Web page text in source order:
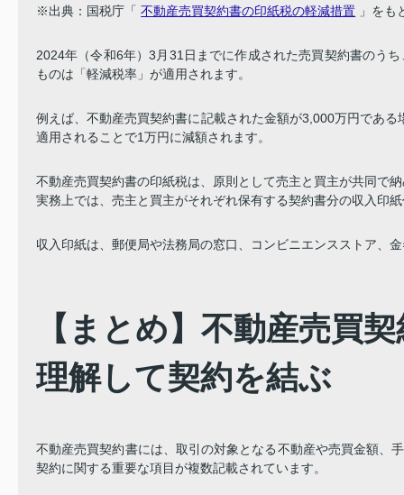
※出典：国税庁「 不動産売買契約書の印紙税の軽減措置 」をも
2024年（令和6年）3月31日までに作成された売買契約書のう
ものは「軽減税率」が適用されます。
例えば、不動産売買契約書に記載された金額が3,000万円であ
適用されることで1万円に減額されます。
不動産売買契約書の印紙税は、原則として売主と買主が共同で
実務上では、売主と買主がそれぞれ保有する契約書分の収入印
収入印紙は、郵便局や法務局の窓口、コンビニエンスストア、
【まとめ】不動産売買
理解して契約を結ぶ
不動産売買契約書には、取引の対象となる不動産や売買金額、
契約に関する重要な項目が複数記載されています。